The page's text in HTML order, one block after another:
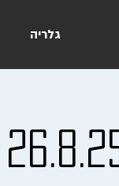
גלריה